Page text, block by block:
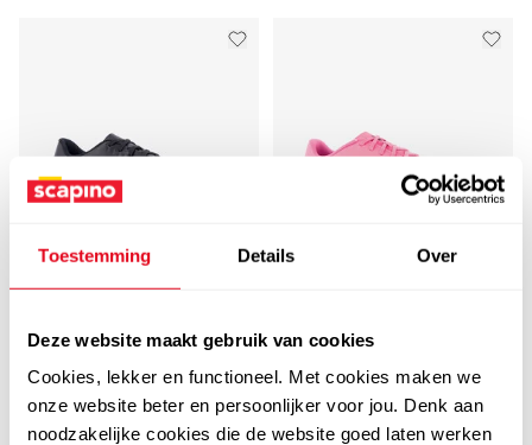
Toestemming Details Over
Deze website maakt gebruik van cookies
Cookies, lekker en functioneel. Met cookies maken we
onze website beter en persoonlijker voor jou. Denk aan
noodzakelijke cookies die de website goed laten werken
Nike
voetbalschoenen zwart
54
roze
64